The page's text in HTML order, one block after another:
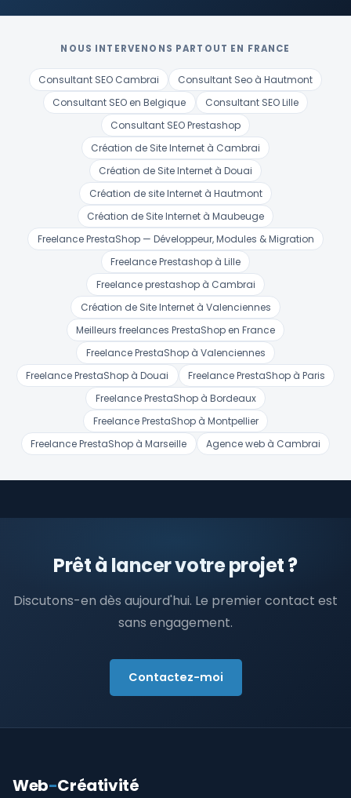
NOUS INTERVENONS PARTOUT EN FRANCE
Consultant SEO Cambrai
Consultant Seo à Hautmont
Consultant SEO en Belgique
Consultant SEO Lille
Consultant SEO Prestashop
Création de Site Internet à Cambrai
Création de Site Internet à Douai
Création de site Internet à Hautmont
Création de Site Internet à Maubeuge
Freelance PrestaShop — Développeur, Modules & Migration
Freelance Prestashop à Lille
Freelance prestashop à Cambrai
Création de Site Internet à Valenciennes
Meilleurs freelances PrestaShop en France
Freelance PrestaShop à Valenciennes
Freelance PrestaShop à Douai
Freelance PrestaShop à Paris
Freelance PrestaShop à Bordeaux
Freelance PrestaShop à Montpellier
Freelance PrestaShop à Marseille
Agence web à Cambrai
Prêt à lancer votre projet ?
Discutons-en dès aujourd'hui. Le premier contact est
sans engagement.
Contactez-moi
Web-Créativité